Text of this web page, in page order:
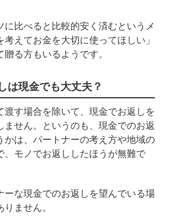
に比べると比較的安く済むというメ
考えてお金を大切に使ってほしい」
る方もいるようです。
は現金でも大丈夫？
渡す場合を除いて、現金でお返しを
ません。というのも、現金でのお返
かは、パートナーの考え方や地域の
、モノでお返ししたほうが無難で
ーな現金でのお返しを望んでいる場
ません。